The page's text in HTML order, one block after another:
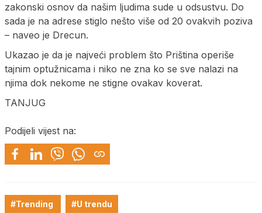
zakonski osnov da našim ljudima sude u odsustvu. Do
sada je na adrese stiglo nešto više od 20 ovakvih poziva
– naveo je Drecun.
Ukazao je da je najveći problem što Priština operiše
tajnim optužnicama i niko ne zna ko se sve nalazi na
njima dok nekome ne stigne ovakav koverat.
TANJUG
Podijeli vijest na:
#Trending #U trendu